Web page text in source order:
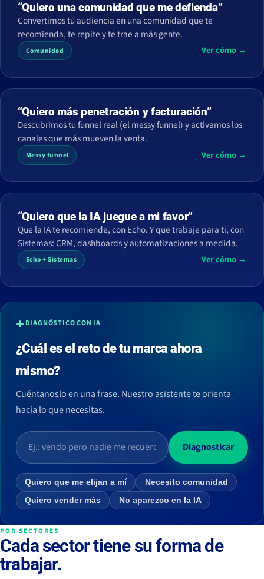
“Quiero una comunidad que me defienda”
Convertimos tu audiencia en una comunidad que te
recomienda, te repite y te trae a más gente.
Comunidad Ver cómo →
“Quiero más penetración y facturación”
Descubrimos tu funnel real (el messy funnel) y activamos los
canales que más mueven la venta.
Messy funnel Ver cómo →
“Quiero que la IA juegue a mi favor”
Que la IA te recomiende, con Echo. Y que trabaje para ti, con
Sistemas: CRM, dashboards y automatizaciones a medida.
Echo + Sistemas Ver cómo →
DIAGNÓSTICO CON IA
¿Cuál es el reto de tu marca ahora
mismo?
Cuéntanoslo en una frase. Nuestro asistente te orienta
hacia lo que necesitas.
Diagnosticar
Quiero que me elijan a mí Necesito comunidad
Quiero vender más No aparezco en la IA
POR SECTORES
Cada sector tiene su forma de
trabajar.